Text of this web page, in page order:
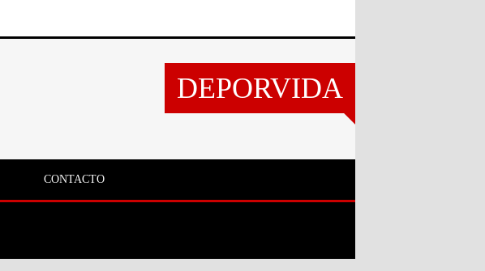
DEPORVIDA
CONTACTO